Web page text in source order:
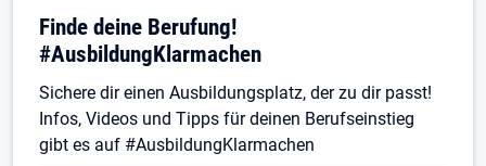
Finde deine Berufung!
#AusbildungKlarmachen
Sichere dir einen Ausbildungsplatz, der zu dir passt!
Infos, Videos und Tipps für deinen Berufseinstieg
gibt es auf #AusbildungKlarmachen